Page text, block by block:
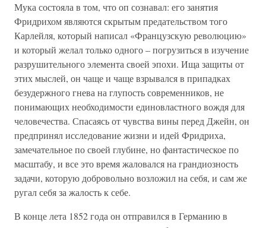
Мука состояла в том, что оп сознавал: его занятия
Фридрихом являются скрытым предательством того
Карлейля, который написал «Французскую революцию»
и который желал только одного – погрузиться в изучение
разрушительного элемента своей эпохи. Ища защиты от
этих мыслей, он чаще и чаще взрывался в припадках
безудержного гнева на глупость современников, не
понимающих необходимости единовластного вождя для
человечества. Спасаясь от чувства вины перед Джейн, он
предпринял исследование жизни и идей Фридриха,
замечательное по своей глубине, но фантастическое по
масштабу, и все это время жаловался на грандиозность
задачи, которую добровольно возложил на себя, и сам же
ругал себя за жалость к себе.
В конце лета 1852 года он отправился в Германию в